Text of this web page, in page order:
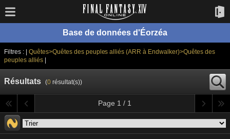
Base de données d'Éorzéa
Filtres : | Quêtes>Quêtes des peuples alliés (ARR à Endwalker)>Quêtes des
peuples alliés|
Résultats (0résultat(s))
Page 1 / 1